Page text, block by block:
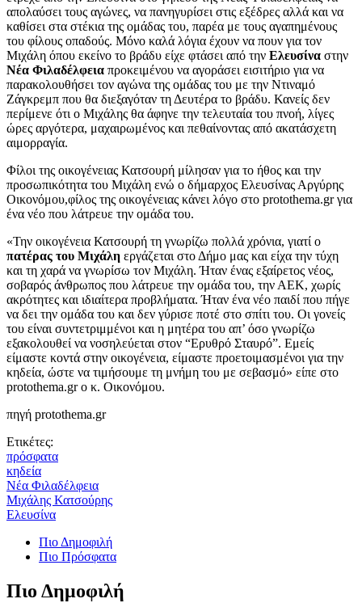
απολαύσει τους αγώνες, να πανηγυρίσει στις εξέδρες αλλά και να
καθίσει στα στέκια της ομάδας του, παρέα με τους αγαπημένους
του φίλους οπαδούς. Μόνο καλά λόγια έχουν να πουν για τον
Μιχάλη όπου εκείνο το βράδυ είχε φτάσει από την Ελευσίνα στην
Νέα Φιλαδέλφεια προκειμένου να αγοράσει εισιτήριο για να
παρακολουθήσει τον αγώνα της ομάδας του με την Ντιναμό
Ζάγκρεμπ που θα διεξαγόταν τη Δευτέρα το βράδυ. Κανείς δεν
περίμενε ότι ο Μιχάλης θα άφηνε την τελευταία του πνοή, λίγες
ώρες αργότερα, μαχαιρωμένος και πεθαίνοντας από ακατάσχετη
αιμορραγία.
Φίλοι της οικογένειας Κατσουρή μίλησαν για το ήθος και την
προσωπικότητα του Μιχάλη ενώ ο δήμαρχος Ελευσίνας Αργύρης
Οικονόμου,φίλος της οικογένειας κάνει λόγο στο protothema.gr για
ένα νέο που λάτρευε την ομάδα του.
«Την οικογένεια Κατσουρή τη γνωρίζω πολλά χρόνια, γιατί ο
πατέρας του Μιχάλη εργάζεται στο Δήμο μας και είχα την τύχη
και τη χαρά να γνωρίσω τον Μιχάλη. Ήταν ένας εξαίρετος νέος,
σοβαρός άνθρωπος που λάτρευε την ομάδα του, την ΑΕΚ, χωρίς
ακρότητες και ιδιαίτερα προβλήματα. Ήταν ένα νέο παιδί που πήγε
να δει την ομάδα του και δεν γύρισε ποτέ στο σπίτι του. Οι γονείς
του είναι συντετριμμένοι και η μητέρα του απ’ όσο γνωρίζω
εξακολουθεί να νοσηλεύεται στον “Ερυθρό Σταυρό”. Εμείς
είμαστε κοντά στην οικογένεια, είμαστε προετοιμασμένοι για την
κηδεία, ώστε να τιμήσουμε τη μνήμη του με σεβασμό» είπε στο
protothema.gr ο κ. Οικονόμου.
πηγή protothema.gr
Ετικέτες:
πρόσφατα
κηδεία
Νέα Φιλαδέλφεια
Μιχάλης Κατσούρης
Ελευσίνα
Πιο Δημοφιλή
Πιο Πρόσφατα
Πιο Δημοφιλή